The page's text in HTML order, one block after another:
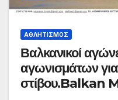
ΑΘΛΗΤΙΣΜΌΣ
Βαλκανικοί
αγωνισμάτων
στίβου.Balkan